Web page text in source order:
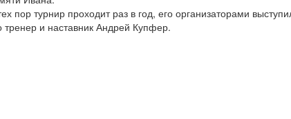
пор турнир проходит раз в год, его организаторами
тренер и наставник Андрей Купфер.